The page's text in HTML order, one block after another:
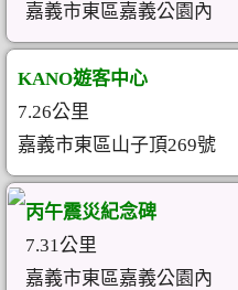
嘉義市東區嘉義公園內
KANO遊客中心
7.26公里
嘉義市東區山子頂269號
丙午震災紀念碑
7.31公里
嘉義市東區嘉義公園內